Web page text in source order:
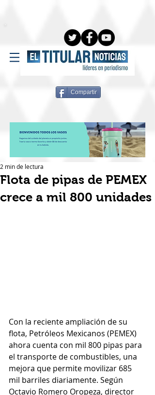
Compartir
Flota de pipas de PEMEX
crece a mil 800 unidades
2 min de lectura
Con la reciente ampliación de su
flota, Petróleos Mexicanos (PEMEX)
ahora cuenta con mil 800 pipas para
el transporte de combustibles, una
mejora que permite movilizar 685
mil barriles diariamente. Según
Octavio Romero Oropeza, director